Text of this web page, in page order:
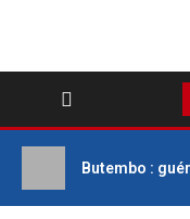
Butembo :